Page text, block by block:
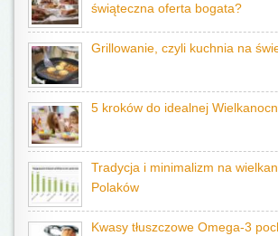
świąteczna oferta bogata?
Grillowanie, czyli kuchnia na
5 kroków do idealnej
Tradycja i minimalizm na
Polaków
Kwasy tłuszczowe Omega-3